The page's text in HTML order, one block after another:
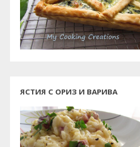
ЯСТИЯ С ОРИЗ И ВАРИВА